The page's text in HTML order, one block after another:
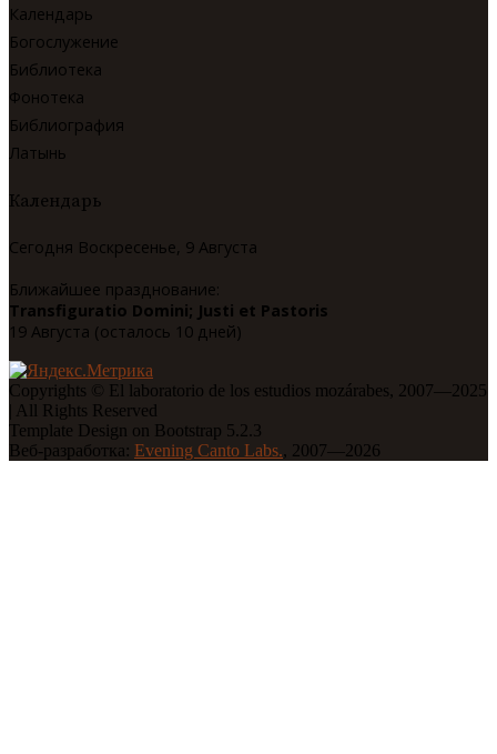
Календарь
Богослужение
Библиотека
Фонотека
Библиография
Латынь
Календарь
Сегодня Воскресенье, 9 Августа
Ближайшее празднование:
Transfiguratio Domini; Justi et Pastoris
19 Августа (осталось 10 дней)
Copyrights © El laboratorio de los estudios mozárabes, 2007—2025
| All Rights Reserved
Template Design on Bootstrap 5.2.3
Веб-разработка: Evening Canto Labs., 2007—2026